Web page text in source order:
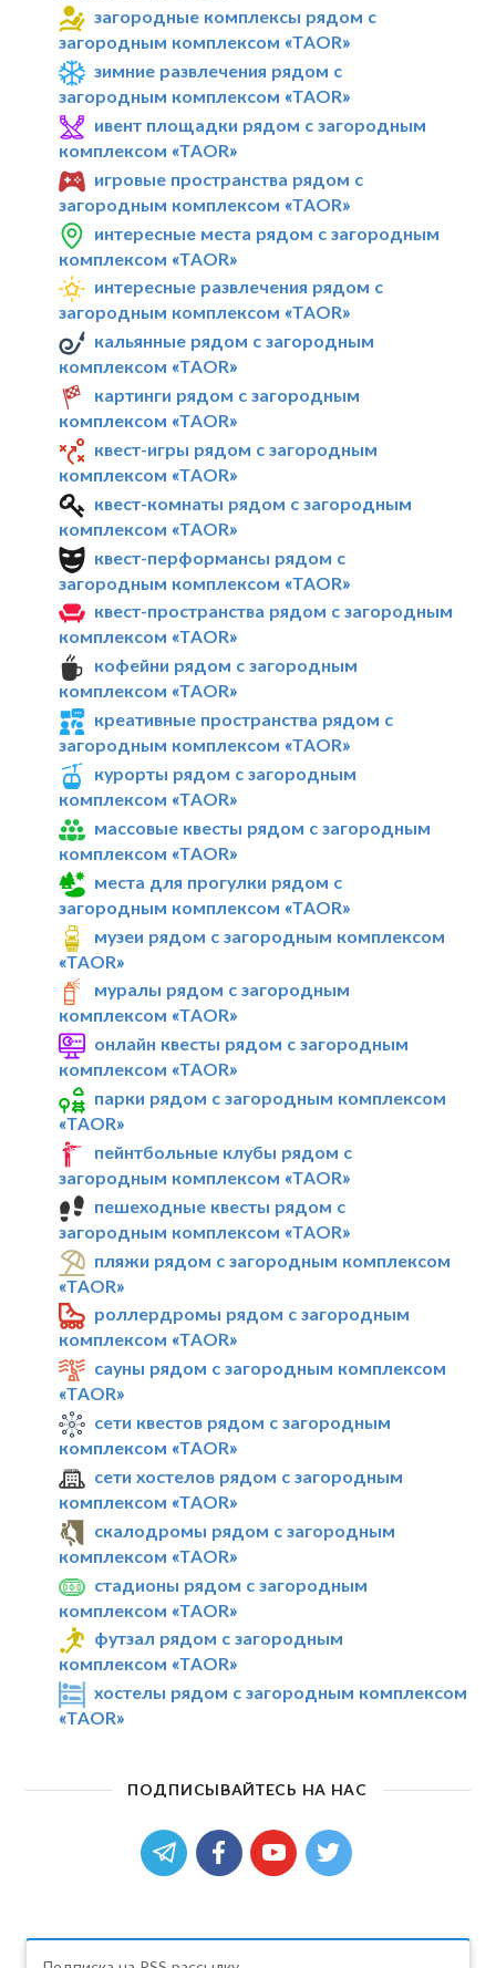
загородные комплексы рядом с
загородным комплексом «TAOR»
зимние развлечения рядом с
загородным комплексом «TAOR»
ивент площадки рядом с загородным
комплексом «TAOR»
игровые пространства рядом с
загородным комплексом «TAOR»
интересные места рядом с загородным
комплексом «TAOR»
интересные развлечения рядом с
загородным комплексом «TAOR»
кальянные рядом с загородным
комплексом «TAOR»
картинги рядом с загородным
комплексом «TAOR»
квест-игры рядом с загородным
комплексом «TAOR»
квест-комнаты рядом с загородным
комплексом «TAOR»
квест-перформансы рядом с
загородным комплексом «TAOR»
квест-пространства рядом с загородным
комплексом «TAOR»
кофейни рядом с загородным
комплексом «TAOR»
креативные пространства рядом с
загородным комплексом «TAOR»
курорты рядом с загородным
комплексом «TAOR»
массовые квесты рядом с загородным
комплексом «TAOR»
места для прогулки рядом с
загородным комплексом «TAOR»
музеи рядом с загородным комплексом
«TAOR»
муралы рядом с загородным
комплексом «TAOR»
онлайн квесты рядом с загородным
комплексом «TAOR»
парки рядом с загородным комплексом
«TAOR»
пейнтбольные клубы рядом с
загородным комплексом «TAOR»
пешеходные квесты рядом с
загородным комплексом «TAOR»
пляжи рядом с загородным комплексом
«TAOR»
роллердромы рядом с загородным
комплексом «TAOR»
сауны рядом с загородным комплексом
«TAOR»
сети квестов рядом с загородным
комплексом «TAOR»
сети хостелов рядом с загородным
комплексом «TAOR»
скалодромы рядом с загородным
комплексом «TAOR»
стадионы рядом с загородным
комплексом «TAOR»
футзал рядом с загородным
комплексом «TAOR»
хостелы рядом с загородным комплексом
«TAOR»
ПОДПИСЫВАЙТЕСЬ НА НАС